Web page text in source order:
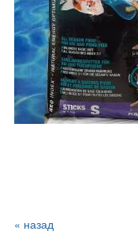
« назад